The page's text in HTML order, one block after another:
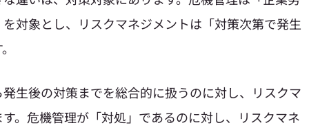
対象とし、リスクマネジメントは「対策次第で発生
生後の対策までを総合的に扱うのに対し、リスクマ
。危機管理が「対処」であるのに対し、リスクマネ